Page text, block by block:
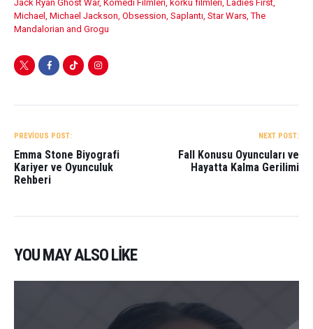
er s
A
p
p
b
o
o
k
es e
Jack Ryan Ghost War, Komedi Filmleri korku filmleri Ladies First
Michael Michael Jackson Obsession Saplantı Star Wars ,The
Mandalorian and Grogu
GEZINMESI
PREVIOUS POST:
Emma Stone Biyografi
Kariyer ve Oyunculuk
Rehberi
NEXT POST:
Fall Konusu Oyuncuları ve
Hayatta Kalma Gerilimi
YOU MAY ALSO LIKE